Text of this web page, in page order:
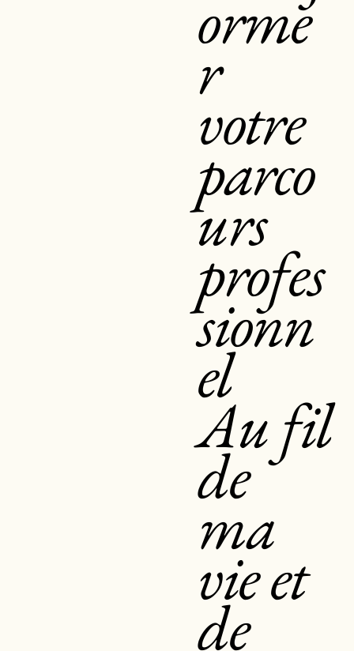
orme
r
votre
parco
urs
profes
sionn
el
Au fil
de
ma
vie et
de